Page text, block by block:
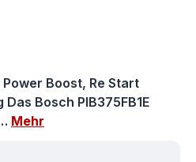
Boost, Re Start
Bosch PIB375FB1E
Mehr